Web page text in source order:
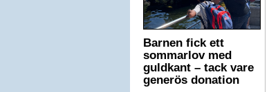
Barnen fick ett
sommarlov med
guldkant – tack vare
generös donation